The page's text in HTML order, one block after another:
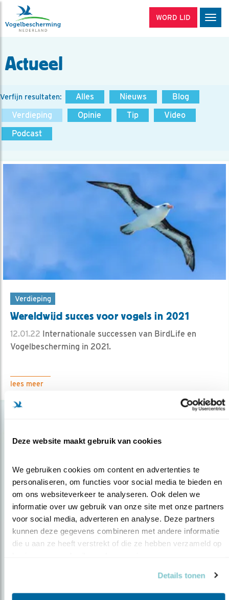
Deze website maakt gebruik van cookies
We gebruiken cookies om content en advertenties te
personaliseren, om functies voor social media te bieden en
om ons websiteverkeer te analyseren. Ook delen we
informatie over uw gebruik van onze site met onze partners
voor social media, adverteren en analyse. Deze partners
kunnen deze gegevens combineren met andere informatie
die u aan ze heeft verstrekt of die ze hebben verzameld op
Details tonen
WORD LID
Actueel
Verfijn resultaten: Alles Nieuws
Blog
Verdieping
Opinie Tip
Video
Podcast
Verdieping
Wereldwijd succes voor vogels in 2021
12.01.22 Internationale successen van BirdLife en
Vogelbescherming in 2021.
lees meer
Op de hoogte blijven?
Meld je aan en ontvang nieuws, inspiratie, acties en tips
over vogels en activiteiten van Vogelbescherming.
AANMELDEN VOGELNIEUWS